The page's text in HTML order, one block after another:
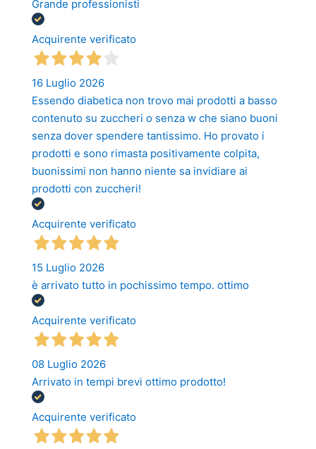
Grande professionisti
Acquirente verificato
16 Luglio 2026
Essendo diabetica non trovo mai prodotti a basso
contenuto su zuccheri o senza w che siano buoni
senza dover spendere tantissimo. Ho provato i
prodotti e sono rimasta positivamente colpita,
buonissimi non hanno niente sa invidiare ai
prodotti con zuccheri!
Acquirente verificato
15 Luglio 2026
è arrivato tutto in pochissimo tempo. ottimo
Acquirente verificato
08 Luglio 2026
Arrivato in tempi brevi ottimo prodotto!
Acquirente verificato